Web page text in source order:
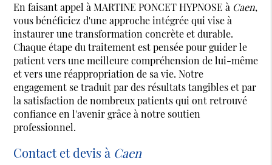
En faisant appel à MARTINE PONCET HYPNOSE à Caen,
vous bénéficiez d'une approche intégrée qui vise à
instaurer une transformation concrète et durable.
Chaque étape du traitement est pensée pour guider le
patient vers une meilleure compréhension de lui-même
et vers une réappropriation de sa vie. Notre
engagement se traduit par des résultats tangibles et par
la satisfaction de nombreux patients qui ont retrouvé
confiance en l'avenir grâce à notre soutien
professionnel.
Contact et devis à Caen